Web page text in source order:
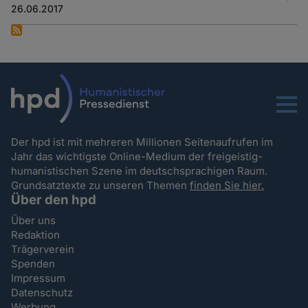
26.06.2017
Menu
Der hpd ist mit mehreren Millionen Seitenaufrufen im
Jahr das wichtigste Online-Medium der freigeistig-
humanistischen Szene im deutschsprachigen Raum.
Grundsatztexte zu unseren Themenfinden Sie hier.
Über den hpd
Über uns
Redaktion
Trägerverein
Spenden
Impressum
Datenschutz